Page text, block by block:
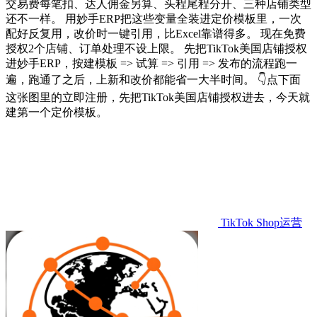
交易费每笔扣、达人佣金另算、头程尾程分开、三种店铺类型
还不一样。 用妙手ERP把这些变量全装进定价模板里，一次
配好反复用，改价时一键引用，比Excel靠谱得多。 现在免费
授权2个店铺、订单处理不设上限。 先把TikTok美国店铺授权
进妙手ERP，按建模板 => 试算 => 引用 => 发布的流程跑一
遍，跑通了之后，上新和改价都能省一大半时间。 👇点下面
这张图里的立即注册，先把TikTok美国店铺授权进去，今天就
建第一个定价模板。
TikTok Shop运营